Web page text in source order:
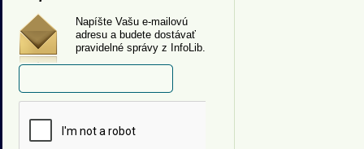
Napíšte Vašu e-mailovú
adresu a budete dostávať
pravidelné správy z InfoLib.